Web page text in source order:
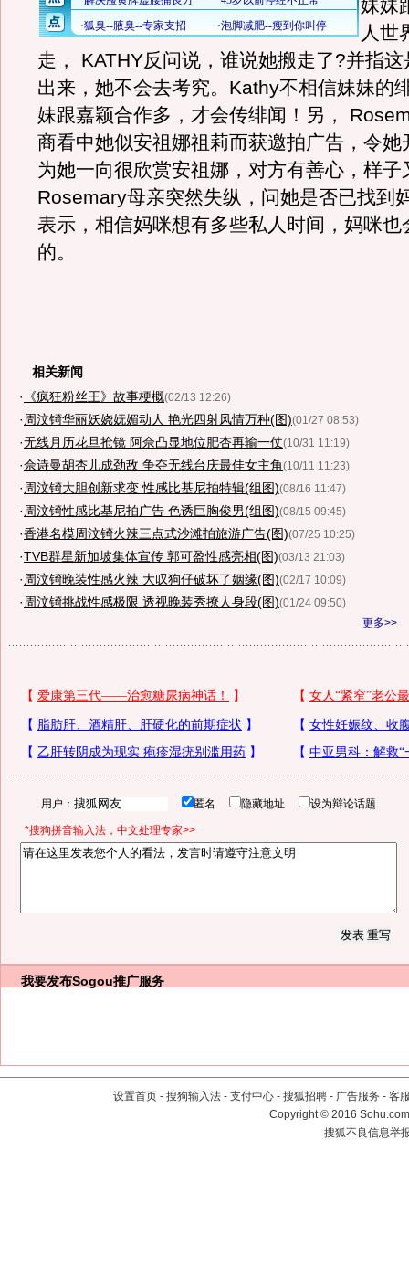
妹妹
人世
走， KATHY反问说，谁说她搬走了?并指
出来，她不会去考究。Kathy不相信妹妹的
妹跟嘉颖合作多，才会传绯闻！另，
商看中她似安祖娜祖莉而获邀拍广告，令她
为她一向很欣赏安祖娜，对方有善心，样子
Rosemary母亲突然失纵，问她是否已找到
表示，相信妈咪想有多些私人时间，妈咪也
的。
相关新闻
·
《疯狂粉丝王》故事梗概(02/13 12:26)
· 周汶锜华丽妖娆妩媚动人 艳光四射风情万种(图)(01/27 08:53)
·无线月历花旦抢镜 阿佘凸显地位肥杏再输一仗(10/31 11:19)
·佘诗曼胡杏儿成劲敌 争夺无线台庆最佳女主角(10/11 11:23)
· 周汶锜大胆创新求变 性感比基尼拍特辑(组图)(08/16 11:47)
· 周汶锜性感比基尼拍广告 色诱巨胸俊男(组图)(08/15 09:45)
·香港名模周汶锜火辣三点式沙滩拍旅游广告(图)(07/25 10:25)
·TVB群星新加坡集体宣传 郭可盈性感亮相(图)(03/13 21:03)
· 周汶锜晚装性感火辣 大叹狗仔破坏了姻缘(图)(02/17 10:09)
· 周汶锜挑战性感极限 透视晚装秀撩人身段(图)(01/24 09:50)
更多>>
用户： 匿名 隐藏地址 设为辩论话题
*搜狗拼音输入法，中文处理专家>>
我要发布Sogou推广服务
设置首页 - 搜狗输入法 - 支付中心 - 搜狐招聘 - 广告服务 - 客
Copyright©2016
搜狐不良信息举